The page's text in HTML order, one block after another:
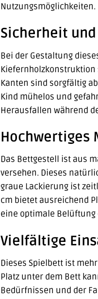
Nutzungsmöglichkeiten.
Sicherheit
Bei der Gestaltung
Kiefernholzkonstruktion
Kanten sind sorgfältig
Kind mühelos und
Herausfallen während
Hochwertiges
Das Bettgestell ist aus
versehen. Dieses
graue Lackierung ist
cm bietet ausreichend
eine optimale
Vielfältige
Dieses Spielbett ist
Platz unter dem Bett
Bedürfnissen und der